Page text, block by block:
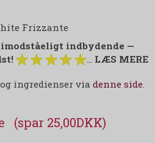
Frizzante
indbydende —
… LÆS MERE
ingredienser via denne side
(spar 25,00DKK)